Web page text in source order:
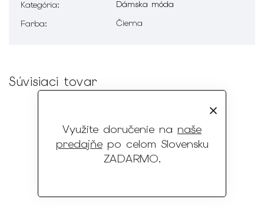
Využite doručenie na naše
predajňepo celom Slovensku
ZADARMO.
Kategória:
Dámska móda
Farba: Čierna
Súvisiaci tovar